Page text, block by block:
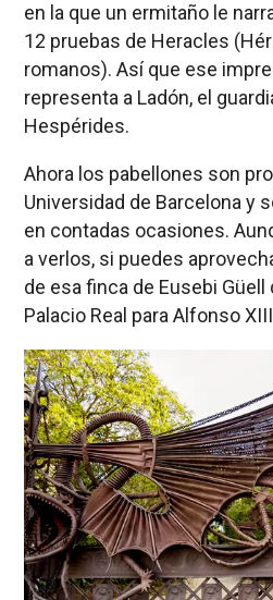
en la que un ermitaño le
12 pruebas de Heracles
romanos). Así que ese
representa a Ladón, el
Hespérides.
Ahora los pabellones son
Universidad de Barcelona y
en contadas ocasiones.
a verlos, si puedes
de esa finca de Eusebi
Palacio Real para Alfonso